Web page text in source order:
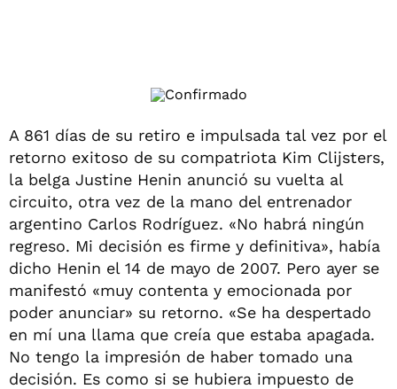
A 861 días de su retiro e impulsada tal vez por el
retorno exitoso de su compatriota Kim Clijsters,
la belga Justine Henin anunció su vuelta al
circuito, otra vez de la mano del entrenador
argentino Carlos Rodríguez. «No habrá ningún
regreso. Mi decisión es firme y definitiva», había
dicho Henin el 14 de mayo de 2007. Pero ayer se
manifestó «muy contenta y emocionada por
poder anunciar» su retorno. «Se ha despertado
en mí una llama que creía que estaba apagada.
No tengo la impresión de haber tomado una
decisión. Es como si se hubiera impuesto de